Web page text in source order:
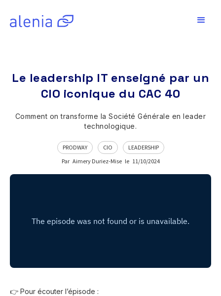
Le leadership IT enseigné par un
CIO iconique du CAC 40
Comment on transforme la Société Générale en leader
technologique.
PRODWAY CIO
LEADERSHIP
Par Aimery Duriez-Mise le 11/10/2024
👉 Pour écouter l’épisode :